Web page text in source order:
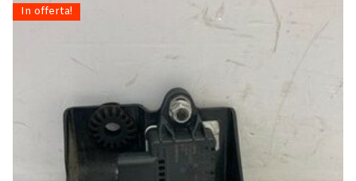
In offerta!